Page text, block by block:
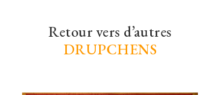
Retour vers d’autres
DRUPCHENS